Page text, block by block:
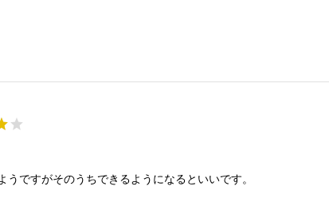
うですがそのうちできるようになるといいです。